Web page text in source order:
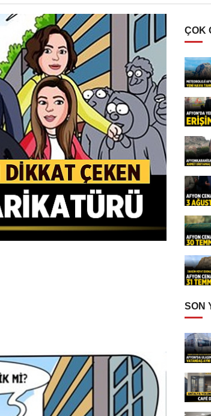
ÇOK
SON